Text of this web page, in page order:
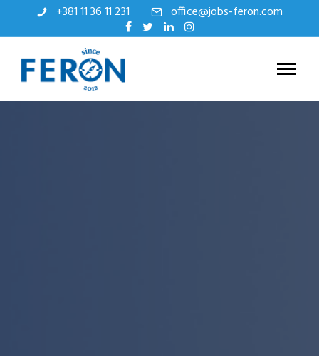
+381 11 36 11 231 office@jobs-feron.com